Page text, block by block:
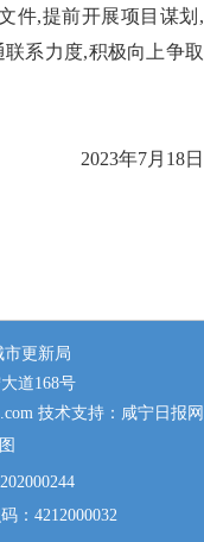
件,提前开展项目谋划,
系力度,积极向上争取
2023年7月18日
市更新局
道168号
技术支持：咸宁日报网
：4212000032